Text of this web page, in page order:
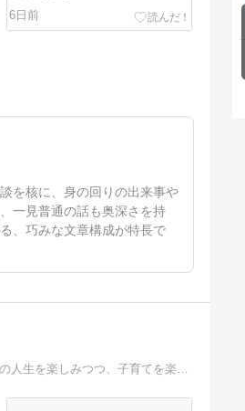
6日前
を核に、身の回りの出来事や
一見普通の話も奥深さを持
、巧みな文章構成が特長で
のんびりまったり生活してます 季節の野菜作りを通じて情操教育になればいいなと思っています 自分の人生を楽しみつつ、子育てを楽しんでます 人生は暇つぶし